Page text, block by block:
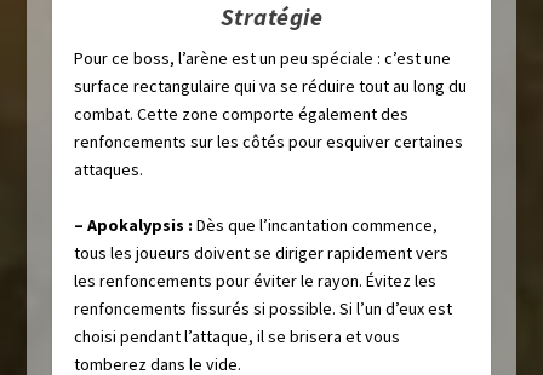
Stratégie
Pour ce boss, l’arène est un peu spéciale : c’est une
surface rectangulaire qui va se réduire tout au long du
combat. Cette zone comporte également des
renfoncements sur les côtés pour esquiver certaines
attaques.
– Apokalypsis : Dès que l’incantation commence,
tous les joueurs doivent se diriger rapidement vers
les renfoncements pour éviter le rayon. Évitez les
renfoncements fissurés si possible. Si l’un d’eux est
choisi pendant l’attaque, il se brisera et vous
tomberez dans le vide.